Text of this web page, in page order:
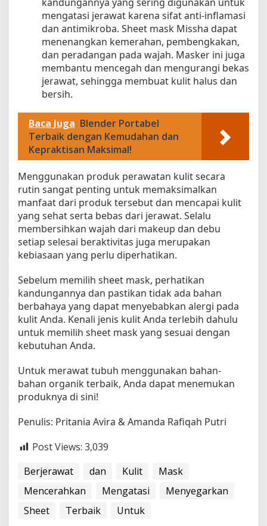
mengatasi jerawat karena sifat anti-inflamasi
dan antimikroba. Sheet mask Missha dapat
menenangkan kemerahan, pembengkakan,
dan peradangan pada wajah. Masker ini juga
membantu mencegah dan mengurangi bekas
jerawat, sehingga membuat kulit halus dan
bersih.
Baca Juga Blender Portabel
Terbaik dengan Kemudahan dan
Kepraktisan Maksimal!
Menggunakan produk perawatan kulit secara
rutin sangat penting untuk memaksimalkan
manfaat dari produk tersebut dan mencapai kulit
yang sehat serta bebas dari jerawat. Selalu
membersihkan wajah dari makeup dan debu
setiap selesai beraktivitas juga merupakan
kebiasaan yang perlu diperhatikan.
Sebelum memilih sheet mask, perhatikan
kandungannya dan pastikan tidak ada bahan
berbahaya yang dapat menyebabkan alergi pada
kulit Anda. Kenali jenis kulit Anda terlebih dahulu
untuk memilih sheet mask yang sesuai dengan
kebutuhan Anda.
Untuk merawat tubuh menggunakan bahan-
bahan organik terbaik, Anda dapat menemukan
produknya di sini!
Penulis: Pritania Avira & Amanda Rafiqah Putri
Post Views: 3,039
Berjerawat
dan Kulit
Mask
Mencerahkan
Mengatasi
Menyegarkan
Sheet
Terbaik Untuk